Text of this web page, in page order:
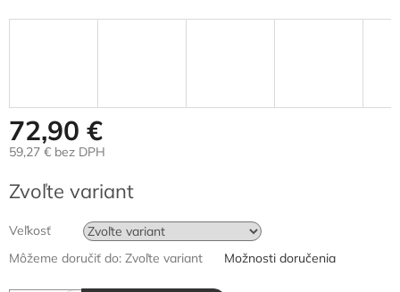
72,90 €
59,27 € bez DPH
cena:
Zvoľte variant
Veľkosť
Môžeme doručiť do: Zvoľte variant Možnosti doručenia